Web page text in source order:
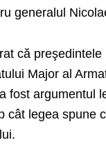
generalul
că
Major al
fost argumentul
cât legea spune